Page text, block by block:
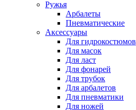
Ружья
Арбалеты
Пневматические
Аксессуары
Для гидрокостюмов
Для масок
Для ласт
Для фонарей
Для трубок
Для арбалетов
Для пневматики
Для ножей